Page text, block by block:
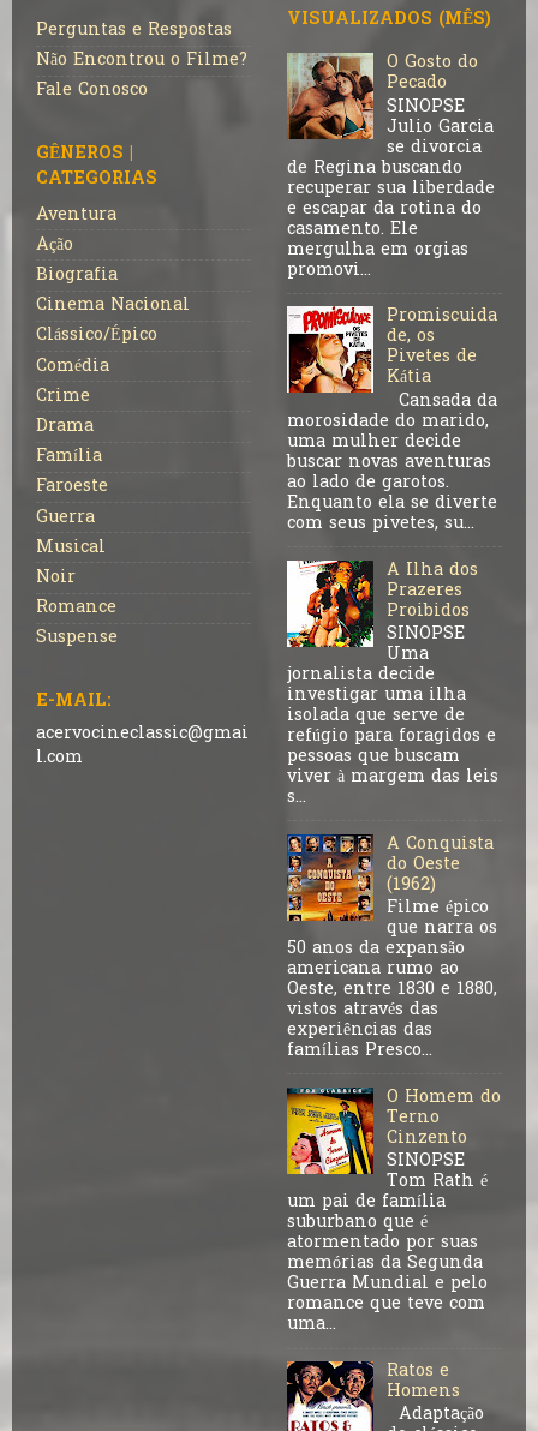
Perguntas e Respostas
Não Encontrou o Filme?
Fale Conosco
GÊNEROS |
CATEGORIAS
Aventura
Ação
Biografia
Cinema Nacional
Clássico/Épico
Comédia
Crime
Drama
Família
Faroeste
Guerra
Musical
Noir
Romance
Suspense
E-MAIL:
acervocineclassic@gmai
l.com
VISUALIZADOS (MÊS)
O Gosto do
Pecado
SINOPSE
Julio Garcia
se divorcia
de Regina buscando
recuperar sua liberdade
e escapar da rotina do
casamento. Ele
mergulha em orgias
promovi...
Promiscuida
de, os
Pivetes de
Kátia
Cansada da
morosidade do marido,
uma mulher decide
buscar novas aventuras
ao lado de garotos.
Enquanto ela se diverte
com seus pivetes, su...
A Ilha dos
Prazeres
Proibidos
SINOPSE
Uma
jornalista decide
investigar uma ilha
isolada que serve de
refúgio para foragidos e
pessoas que buscam
viver à margem das leis
s...
A Conquista
do Oeste
(1962)
Filme épico
que narra os
50 anos da expansão
americana rumo ao
Oeste, entre 1830 e 1880,
vistos através das
experiências das
famílias Presco...
O Homem do
Terno
Cinzento
SINOPSE
Tom Rath é
um pai de família
suburbano que é
atormentado por suas
memórias da Segunda
Guerra Mundial e pelo
romance que teve com
uma...
Ratos e
Homens
Adaptação